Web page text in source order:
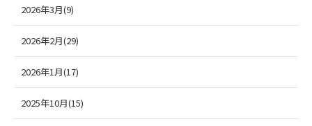
2026年3月(9)
2026年2月(29)
2026年1月(17)
2025年10月(15)